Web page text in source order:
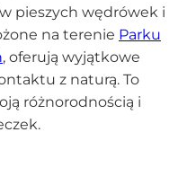
pieszych wędrówek i
na terenie Parku
, oferują wyjątkowe
z naturą. To
różnorodnością i